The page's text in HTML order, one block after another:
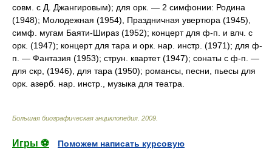
совм. с Д. Джангировым); для оpк. — 2 симфонии: Родина
(1948); Молодежная (1954), Праздничная увертюра (1945),
симф. мугам Баяти-Шираз (1952); концерт для ф-п. и влч. с
орк. (1947); концерт для тара и орк. нар. инстр. (1971); для ф-
п. — Фантазия (1953); струн. квартет (1947); сонаты с ф-п. —
для скр, (1946), для тара (1950); романсы, песни, пьесы для
орк. азерб. нар. инстр., музыка для театра.
Большая биографическая энциклопедия 2009
Игры ⚽
Поможем написать курсовую